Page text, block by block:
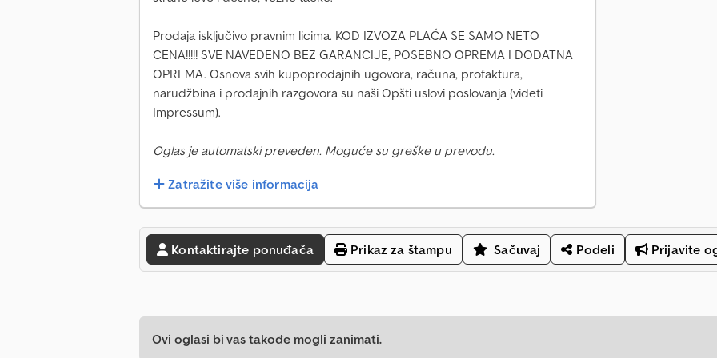
Prodaja isključivo pravnim licima. KOD IZVOZA PLAĆA SE SAMO NETO
CENA!!!!! SVE NAVEDENO BEZ GARANCIJE, POSEBNO OPREMA I DODATNA
OPREMA. Osnova svih kupoprodajnih ugovora, računa, profaktura,
narudžbina i prodajnih razgovora su naši Opšti uslovi poslovanja (videti
Impressum).
Oglas je automatski preveden. Moguće su greške u prevodu.
Zatražite više informacija
Kontaktirajte ponuđača Prikaz za štampu Sačuvaj Podeli Prijavite
Ovi oglasi bi vas takođe mogli zanimati.